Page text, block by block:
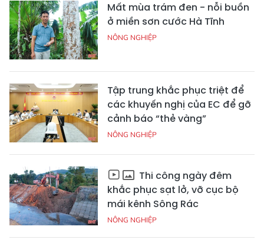
Mất mùa trám đen - nỗi buồn
ở miền sơn cước Hà Tĩnh
NÔNG NGHIỆP
Tập trung khắc phục triệt để
các khuyến nghị của EC để gỡ
cảnh báo “thẻ vàng”
NÔNG NGHIỆP
Thi công ngày đêm
khắc phục sạt lở, vỡ cục bộ
mái kênh Sông Rác
NÔNG NGHIỆP